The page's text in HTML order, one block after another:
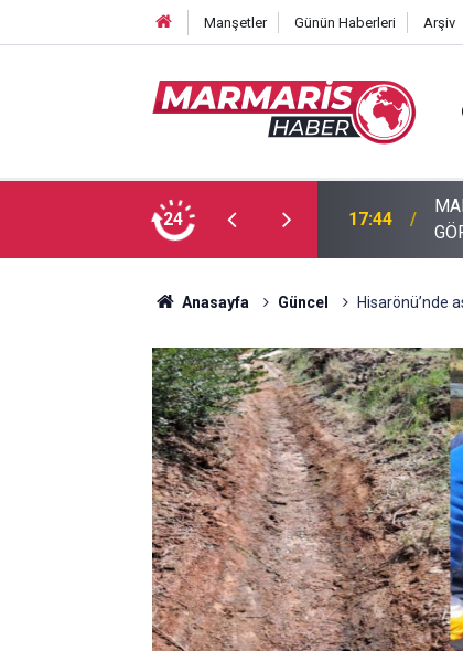
Manşetler Günün Haberleri Arşiv
24
ALTININ BÜYÜLEYİCİ DÜNYASIYLA İLGİ
17:40
Anasayfa Güncel Hisarönü’nde